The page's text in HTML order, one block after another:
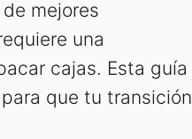
mejores
una
cajas. Esta guía
que tu transición